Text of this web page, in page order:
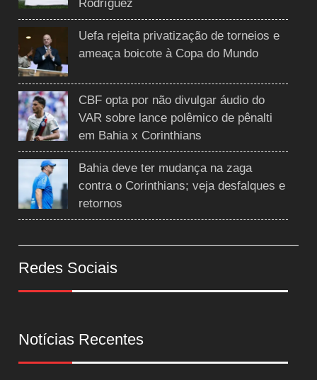
Rodríguez
Uefa rejeita privatização de torneios e
ameaça boicote à Copa do Mundo
CBF opta por não divulgar áudio do
VAR sobre lance polêmico de pênalti
em Bahia x Corinthians
Bahia deve ter mudança na zaga
contra o Corinthians; veja desfalques e
retornos
Redes Sociais
Notícias Recentes